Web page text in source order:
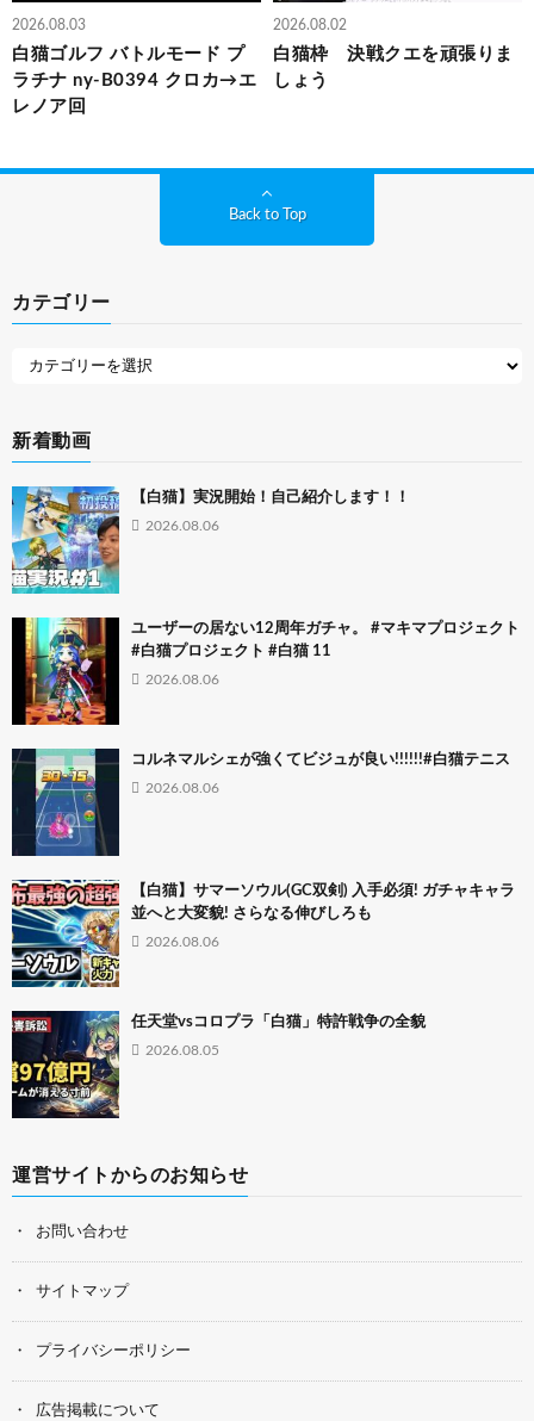
2026.08.03
白猫ゴルフ バトルモード プ
ラチナ ny-B0394 クロカ→エ
レノア回
2026.08.02
白猫枠 決戦クエを頑張りま
しょう
Back to Top
カテゴリー
新着動画
【白猫】実況開始！自己紹介します！！
2026.08.06
ユーザーの居ない12周年ガチャ。 #マキマプロジェクト
#白猫プロジェクト #白猫 11
2026.08.06
コルネマルシェが強くてビジュが良い!!!!!!#白猫テニス
2026.08.06
【白猫】サマーソウル(GC双剣) 入手必須! ガチャキャラ
並へと大変貌! さらなる伸びしろも
2026.08.06
任天堂vsコロプラ「白猫」特許戦争の全貌
2026.08.05
運営サイトからのお知らせ
お問い合わせ
サイトマップ
プライバシーポリシー
広告掲載について